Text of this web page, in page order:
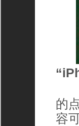
消
的
容